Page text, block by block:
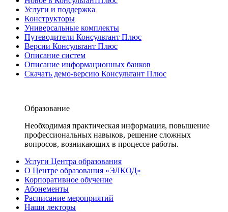
Услуги и поддержка
Конструкторы
Универсальные комплекты
Путеводители Консультант Плюс
Версии Консультант Плюс
Описание систем
Описание информационных банков
Скачать демо-версию Консультант Плюс
Образование
Необходимая практическая информация, повышение
профессиональных навыков, решение сложных
вопросов, возникающих в процессе работы.
Услуги Центра образования
О Центре образования «ЭЛКОД»
Корпоративное обучение
Абонементы
Расписание мероприятий
Наши лекторы